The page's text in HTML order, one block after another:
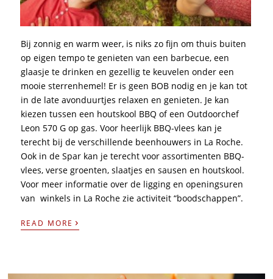
Bij zonnig en warm weer, is niks zo fijn om thuis buiten
op eigen tempo te genieten van een barbecue, een
glaasje te drinken en gezellig te keuvelen onder een
mooie sterrenhemel! Er is geen BOB nodig en je kan tot
in de late avonduurtjes relaxen en genieten. Je kan
kiezen tussen een houtskool BBQ of een Outdoorchef
Leon 570 G op gas. Voor heerlijk BBQ-vlees kan je
terecht bij de verschillende beenhouwers in La Roche.
Ook in de Spar kan je terecht voor assortimenten BBQ-
vlees, verse groenten, slaatjes en sausen en houtskool.
Voor meer informatie over de ligging en openingsuren
van winkels in La Roche zie activiteit “boodschappen”.
READ MORE ›